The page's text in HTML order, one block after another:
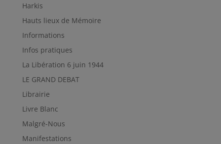
Harkis
Hauts lieux de Mémoire
Informations
Infos pratiques
La Libération 6 juin 1944
LE GRAND DEBAT
Librairie
Livre Blanc
Malgré-Nous
Manifestations